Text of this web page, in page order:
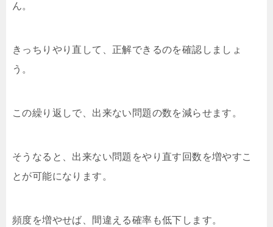
ん。
きっちりやり直して、正解できるのを確認しましょ
う。
この繰り返しで、出来ない問題の数を減らせます。
そうなると、出来ない問題をやり直す回数を増やすこ
とが可能になります。
頻度を増やせば、間違える確率も低下します。